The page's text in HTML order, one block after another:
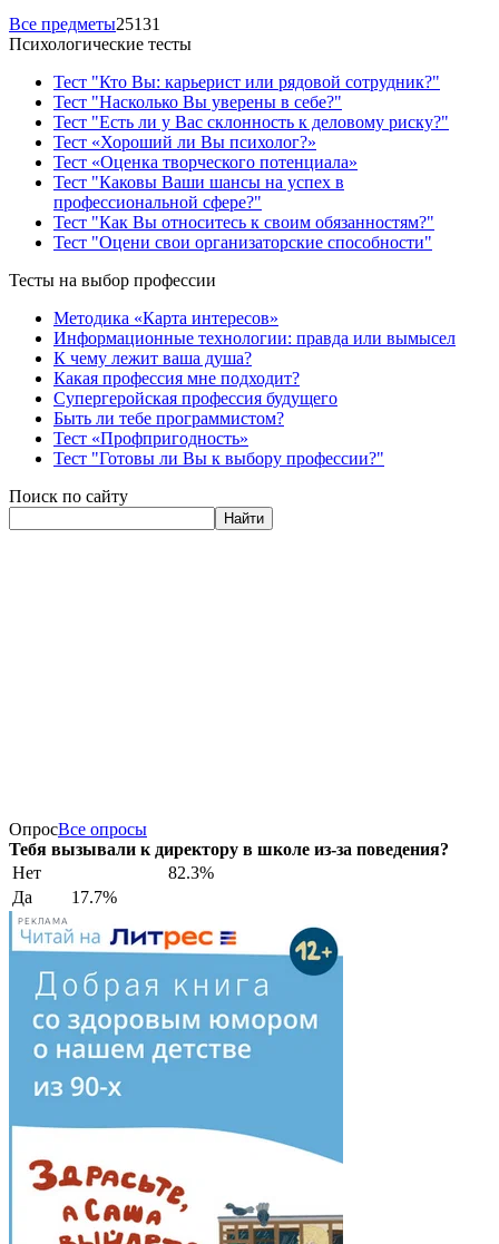
Все предметы25131
Психологические тесты
Тест "Кто Вы: карьерист или рядовой сотрудник?"
Тест "Насколько Вы уверены в себе?"
Тест "Есть ли у Вас склонность к деловому риску?"
Тест «Хороший ли Вы психолог?»
Тест «Оценка творческого потенциала»
Тест "Каковы Ваши шансы на успех в
профессиональной сфере?"
Тест "Как Вы относитесь к своим обязанностям?"
Тест "Оцени свои организаторские способности"
Тесты на выбор профессии
Методика «Карта интересов»
Информационные технологии: правда или вымысел
К чему лежит ваша душа?
Какая профессия мне подходит?
Супергеройская профессия будущего
Быть ли тебе программистом?
Тест «Профпригодность»
Тест "Готовы ли Вы к выбору профессии?"
Поиск по сайту
Найти
ОпросВсе опросы
Тебя вызывали к директору в школе из-за поведения?
Нет
82.3%
Да
17.7%
РЕКЛАМА